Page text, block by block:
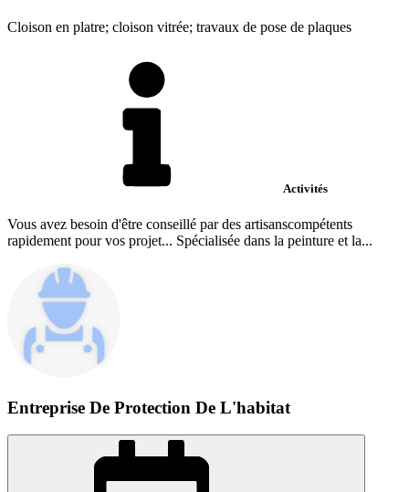
Cloison en platre; cloison vitrée; travaux de pose de plaques
Activités
Vous avez besoin d'être conseillé par des artisanscompétents
rapidement pour vos projet... Spécialisée dans la peinture et la...
Entreprise De Protection De L'habitat